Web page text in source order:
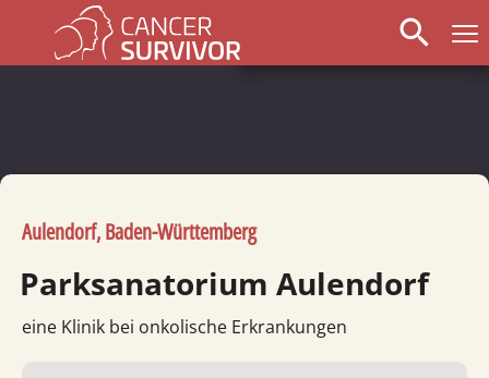
search
Aulendorf, Baden-Württemberg
Parksanatorium Aulendorf
eine Klinik bei onkolische Erkrankungen